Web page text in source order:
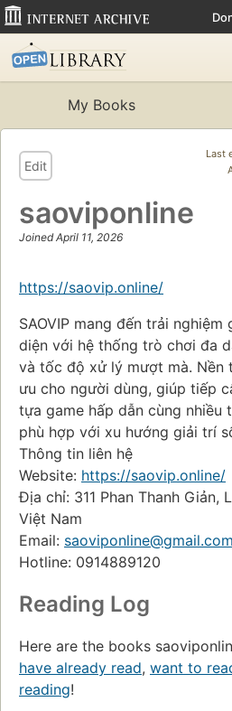
My Books
Last
Edit
saoviponline
Joined April 11, 2026
https://saovip.online/
SAOVIP mang đến trải
diện với hệ thống trò chơi đa
và tốc độ xử lý mượt mà. Nền
ưu cho người dùng, giúp tiếp
tựa game hấp dẫn cùng nhiều
phù hợp với xu hướng giải trí
Thông tin liên hệ
Website: https://saovip.online/
Địa chỉ: 311 Phan Thanh Giản,
Việt Nam
Email: saoviponline@gmail.com
Hotline: 0914889120
Reading Log
Here are the books
have already read, want to
reading!